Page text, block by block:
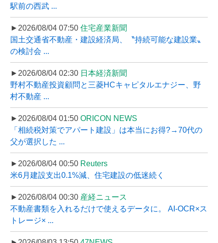
駅前の西武 ...
►2026/08/04 07:50 住宅産業新聞
国土交通省不動産・建設経済局、〝持続可能な建設業〟
の検討会 ...
►2026/08/04 02:30 日本経済新聞
野村不動産投資顧問と三菱HCキャピタルエナジー、野
村不動産 ...
►2026/08/04 01:50 ORICON NEWS
「相続税対策でアパート建設」は本当にお得?→70代の
父が選択した ...
►2026/08/04 00:50 Reuters
米6月建設支出0.1%減、住宅建設の低迷続く
►2026/08/04 00:30 産経ニュース
不動産書類を入れるだけで使えるデータに。 AI-OCR×ス
トレージ× ...